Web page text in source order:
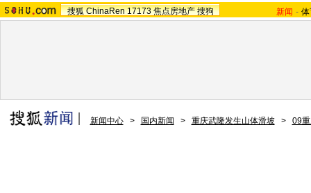
搜狐 ChinaRen 17173 焦点房地产 搜狗 新闻 -
新闻中心 > 国内新闻 > 重庆武隆发生山体滑坡 > 09